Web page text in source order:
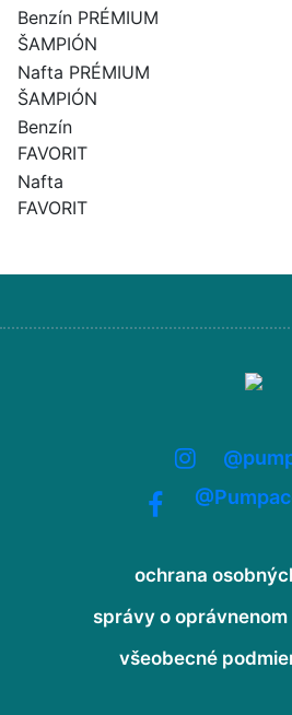
Benzín PRÉMIUM
ŠAMPIÓN
Nafta PRÉMIUM
ŠAMPIÓN
Benzín
FAVORIT
Nafta
FAVORIT
ochrana
správy o
všeobecné